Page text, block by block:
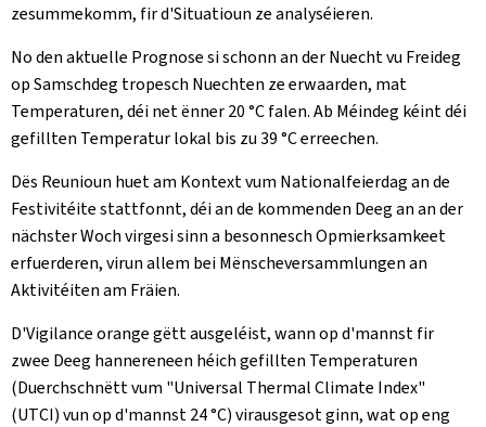
zesummekomm, fir d'Situatioun ze analyséieren.
No den aktuelle Prognose si schonn an der Nuecht vu Freideg
op Samschdeg tropesch Nuechten ze erwaarden, mat
Temperaturen, déi net ënner 20 °C falen. Ab Méindeg kéint déi
gefillten Temperatur lokal bis zu 39 °C erreechen.
Dës Reunioun huet am Kontext vum Nationalfeierdag an de
Festivitéite stattfonnt, déi an de kommenden Deeg an an der
nächster Woch virgesi sinn a besonnesch Opmierksamkeet
erfuerderen, virun allem bei Mënscheversammlungen an
Aktivitéiten am Fräien.
D'Vigilance orange gëtt ausgeléist, wann op d'mannst fir
zwee Deeg hannereneen héich gefillten Temperaturen
(Duerchschnëtt vum "Universal Thermal Climate Index"
(UTCI) vun op d'mannst 24 °C) virausgesot ginn, wat op eng